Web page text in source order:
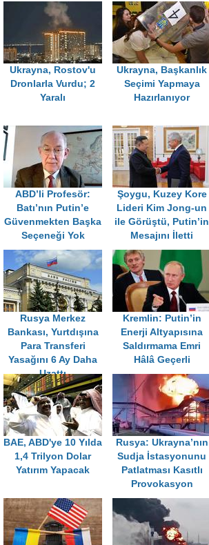
Ukrayna, Rostov'u
Dronlarla Vurdu; 2
Yaralı
Ukrayna, Başkanlık
Seçimi Yapmaya
Hazırlanıyor
ABD’li Profesör:
Batı’nın Putin’e
Güvenmekten Başka
Seçeneği Yok
Şoygu, Kuzey Kore
Lideri Kim Jong-un
ile Görüştü, Putin’in
Mesajını İletti
Rusya Merkez
Bankası, Yurtdışına
Para Transferi
Yasağını 6 Ay Daha
Uzattı
Kremlin: Putin’in
Enerji Altyapısına
Saldırmama Emri
Hâlâ Geçerli
BAE, ABD'ye 10 Yılda
1,4 Trilyon Dolar
Yatırım Yapacak
Rusya: Ukrayna’nın
Sudja İstasyonunu
Patlatması Kasıtlı
Provokasyon